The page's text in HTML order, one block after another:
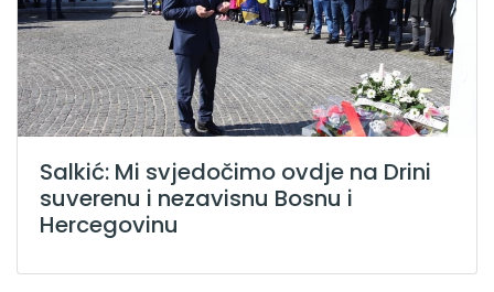
Salkić: Mi svjedočimo ovdje na Drini
suverenu i nezavisnu Bosnu i
Hercegovinu